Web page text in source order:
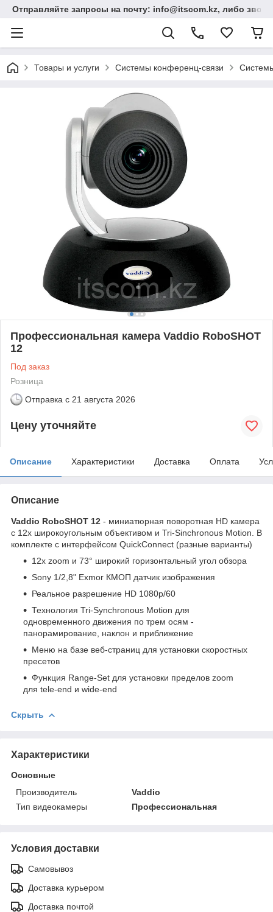
Отправляйте запросы на почту: info@itscom.kz, либо
Товары и услуги Системы конференц-связи
Профессиональная камера Vaddio RoboSHOT
12
Под заказ
Розница
Отправка с 21 августа 2026
Цену уточняйте
Описание Характеристики Доставка Оплата
Описание
Vaddio RoboSHOT 12 - миниатюрная поворотная HD камера
с 12х широкоугольным объективом и Tri-Sinchronous Motion. В
комплекте с интерфейсом QuickConnect (разные варианты)
12x zoom и 73° широкий горизонтальный угол обзора
Sony 1/2,8" Exmor КМОП датчик изображения
Реальное разрешение HD 1080p/60
Технология Tri-Synchronous Motion для
одновременного движения по трем осям -
панорамирование, наклон и приближение
Меню на базе веб-страниц для установки скоростных
пресетов
Функция Range-Set для установки пределов zoom
для tele-end и wide-end
Скрыть
Характеристики
Основные
Производитель
Vaddio
Тип видеокамеры
Профессиональная
Условия доставки
Самовывоз
Доставка курьером
Доставка почтой